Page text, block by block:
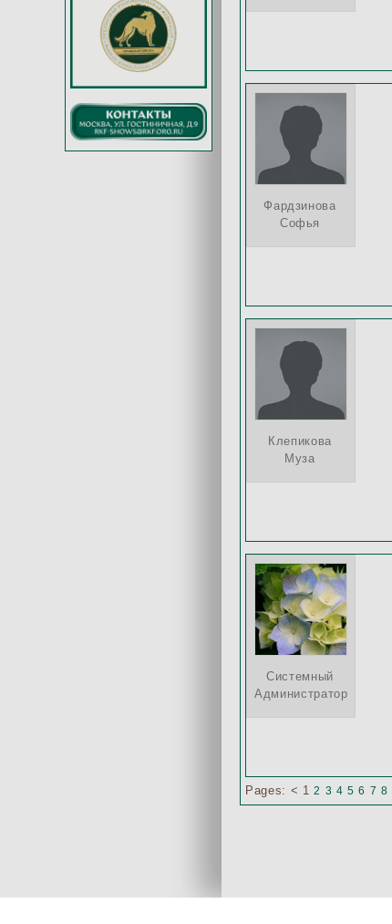
Фардзинова
Софья
Клепикова
Муза
Системный
Администратор
Pages: < 1 2 3 4 5 6 7 8